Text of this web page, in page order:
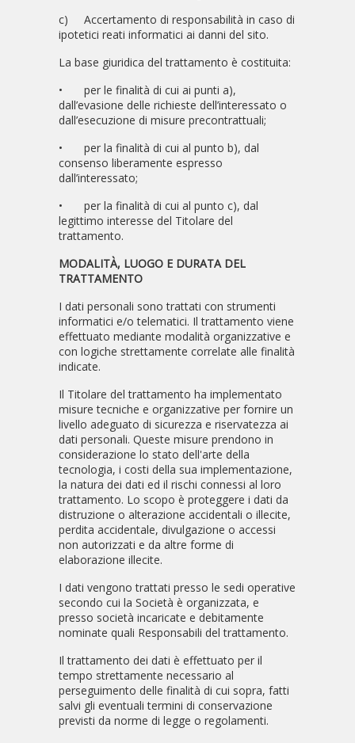
c)
Accertamento di responsabilità in caso di
ipotetici reati informatici ai danni del sito.
La base giuridica del trattamento è costituita:
•
per le finalità di cui ai punti a),
dall’evasione delle richieste dell’interessato o
dall’esecuzione di misure precontrattuali;
•
per la finalità di cui al punto b), dal
consenso liberamente espresso
dall’interessato;
•
per la finalità di cui al punto c), dal
legittimo interesse del Titolare del
trattamento.
MODALITÀ, LUOGO E DURATA DEL
TRATTAMENTO
I dati personali sono trattati con strumenti
informatici e/o telematici. Il trattamento viene
effettuato mediante modalità organizzative e
con logiche strettamente correlate alle finalità
indicate.
Il Titolare del trattamento ha implementato
misure tecniche e organizzative per fornire un
livello adeguato di sicurezza e riservatezza ai
dati personali. Queste misure prendono in
considerazione lo stato dell'arte della
tecnologia, i costi della sua implementazione,
la natura dei dati ed il rischi connessi al loro
trattamento. Lo scopo è proteggere i dati da
distruzione o alterazione accidentali o illecite,
perdita accidentale, divulgazione o accessi
non autorizzati e da altre forme di
elaborazione illecite.
I dati vengono trattati presso le sedi operative
secondo cui la Società è organizzata, e
presso società incaricate e debitamente
nominate quali Responsabili del trattamento.
Il trattamento dei dati è effettuato per il
tempo strettamente necessario al
perseguimento delle finalità di cui sopra, fatti
salvi gli eventuali termini di conservazione
previsti da norme di legge o regolamenti.